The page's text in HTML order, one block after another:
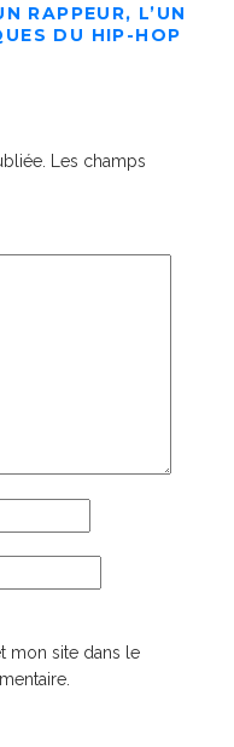
RAPPEUR, L’UN
DU HIP-HOP
Les champs
mon site dans le